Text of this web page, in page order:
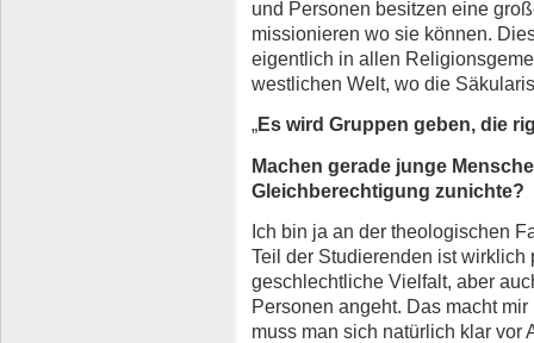
und Personen besitzen eine
missionieren wo sie können.
eigentlich in allen
westlichen Welt, wo die
„Es wird Gruppen geben, die
Machen gerade junge
Gleichberechtigung zunichte?
Ich bin ja an der theologischen
Teil der Studierenden ist wirklich
geschlechtliche Vielfalt, aber
Personen angeht. Das macht
muss man sich natürlich klar vor